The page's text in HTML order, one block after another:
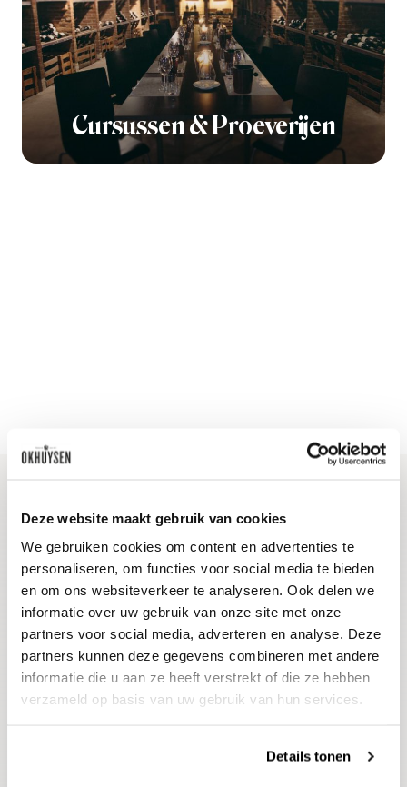
Deze website maakt gebruik van cookies
We gebruiken cookies om content en advertenties te
personaliseren, om functies voor social media te bieden
en om ons websiteverkeer te analyseren. Ook delen we
informatie over uw gebruik van onze site met onze
partners voor social media, adverteren en analyse. Deze
partners kunnen deze gegevens combineren met andere
informatie die u aan ze heeft verstrekt of die ze hebben
verzameld op basis van uw gebruik van hun services.
Details tonen
Cursussen & Proeverijen
Blijf op de hoogte
Ontvang het laatste wijnnieuws, proeverijen en
evenementen
E-mailadres
Aanmelden